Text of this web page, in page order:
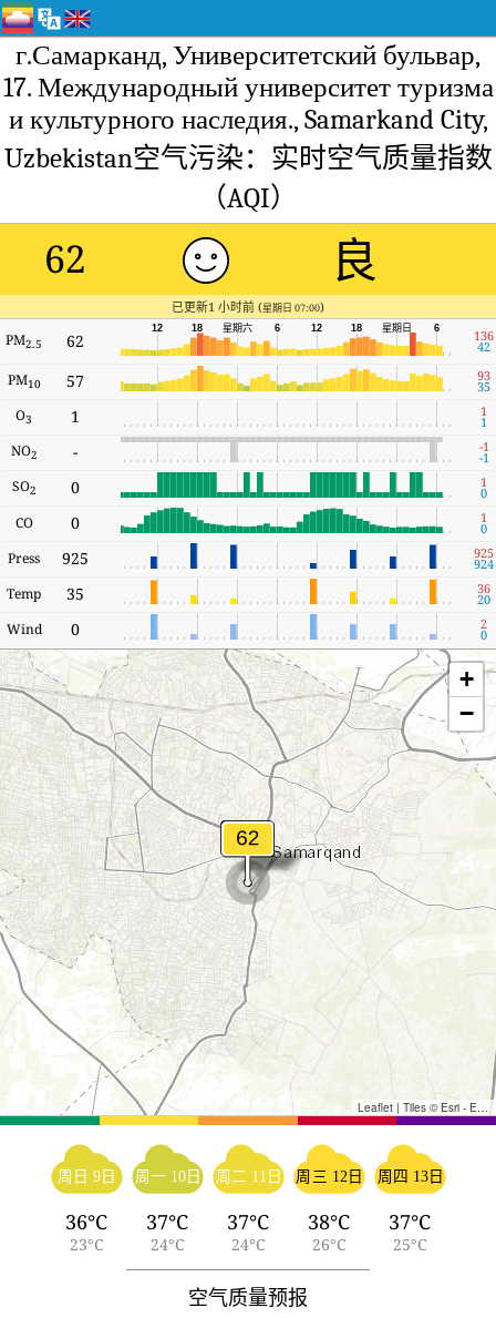
г.Самарканд, Университетский бульвар,
17. Международный университет туризма
и культурного наследия., Samarkand City,
Uzbekistan空气污染：实时空气质量指数
（AQI）
62 良
已更新1 小时前 (星期日 07:00)
PM2.5 62
6
星期日
18
12
6
星期六
18
12 136
42
PM10 57 93
35
O3 1 1
1
NO2 - -1
-1
SO2 0 1
0
CO 0 1
0
Press 925 925
924
Temp 35 36
20
Wind 0 2
0
+
−
Leaflet | Tiles © Esri - Esri, DeLorme, NAVTEQ, TomTom, Intermap, iPC, USGS, FAO, NPS, NRCAN, GeoBase, Kadaster NL, Ordnance Survey, Esri Japan, METI, Esri China (Hong Kong), and the GIS User Community
周日 9日
36°C
23°C
周一 10日
37°C
24°C
周二 11日
37°C
24°C
周三 12日
38°C
26°C
周四 13日
37°C
25°C
空气质量预报